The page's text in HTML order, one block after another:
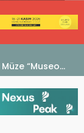
“Museo